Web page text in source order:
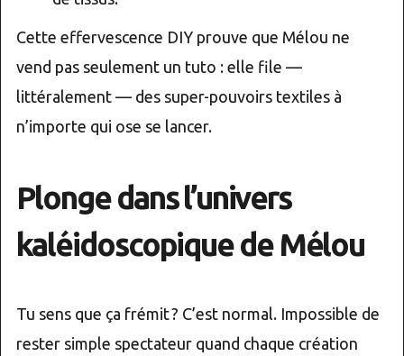
Cette effervescence DIY prouve que Mélou ne
vend pas seulement un tuto : elle file —
littéralement — des super-pouvoirs textiles à
n’importe qui ose se lancer.
Plonge dans l’univers
kaléidoscopique de Mélou
Tu sens que ça frémit ? C’est normal. Impossible de
rester simple spectateur quand chaque création